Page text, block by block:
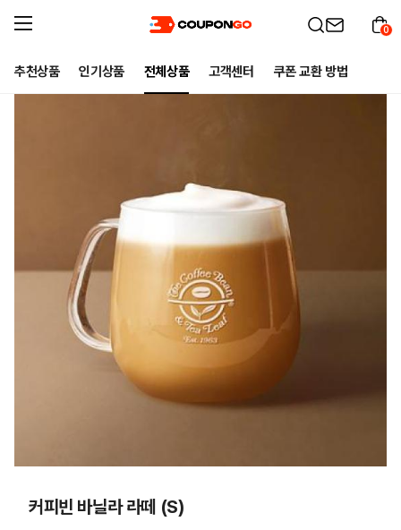
추천상품 인기상품 전체상품 고객센터 쿠폰 교환 방법
0
커피빈 바닐라 라떼 (S)